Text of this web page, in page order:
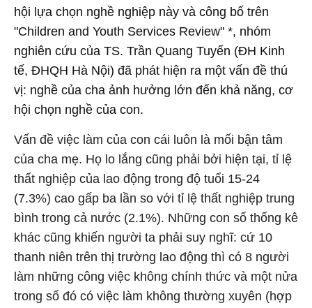
hội lựa chọn nghề nghiệp này và công bố trên
"Children and Youth Services Review" *, nhóm
nghiên cứu của TS. Trần Quang Tuyến (ĐH Kinh
tế, ĐHQH Hà Nội) đã phát hiện ra một vấn đề thú
vị: nghề của cha ảnh hưởng lớn đến khả năng, cơ
hội chọn nghề của con.
Vấn đề việc làm của con cái luôn là mối bận tâm
của cha mẹ. Họ lo lắng cũng phải bởi hiện tại, tỉ lệ
thất nghiệp của lao động trong độ tuổi 15-24
(7.3%) cao gấp ba lần so với tỉ lệ thất nghiệp trung
bình trong cả nước (2.1%). Những con số thống kê
khác cũng khiến người ta phải suy nghĩ: cứ 10
thanh niên trên thị trường lao động thì có 8 người
làm những công việc không chính thức và một nửa
trong số đó có việc làm không thường xuyên (hợp